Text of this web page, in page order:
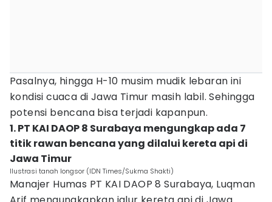
Pasalnya, hingga H-10 musim mudik lebaran ini
kondisi cuaca di Jawa Timur masih labil. Sehingga
potensi bencana bisa terjadi kapanpun.
1. PT KAI DAOP 8 Surabaya mengungkap ada 7
titik rawan bencana yang dilalui kereta api di
Jawa Timur
Ilustrasi tanah longsor (IDN Times/Sukma Shakti)
Manajer Humas PT KAI DAOP 8 Surabaya, Luqman